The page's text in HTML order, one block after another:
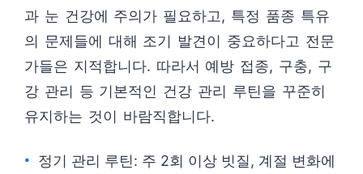
과 눈 건강에 주의가 필요하고, 특정 품종 특유
의 문제들에 대해 조기 발견이 중요하다고 전문
가들은 지적합니다. 따라서 예방 접종, 구충, 구
강 관리 등 기본적인 건강 관리 루틴을 꾸준히
유지하는 것이 바람직합니다.
정기 관리 루틴: 주 2회 이상 빗질, 계절 변화에